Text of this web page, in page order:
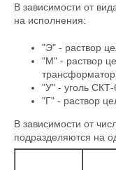
В зависимости от
на исполнения:
"Э" - раствор
"М" - раствор
"У" - уголь
"Г" - раствор
В зависимости от
подразделяются на